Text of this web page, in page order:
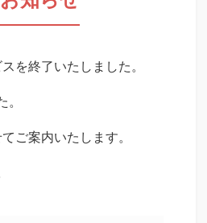
を終了いたしました。
ご案内いたします。